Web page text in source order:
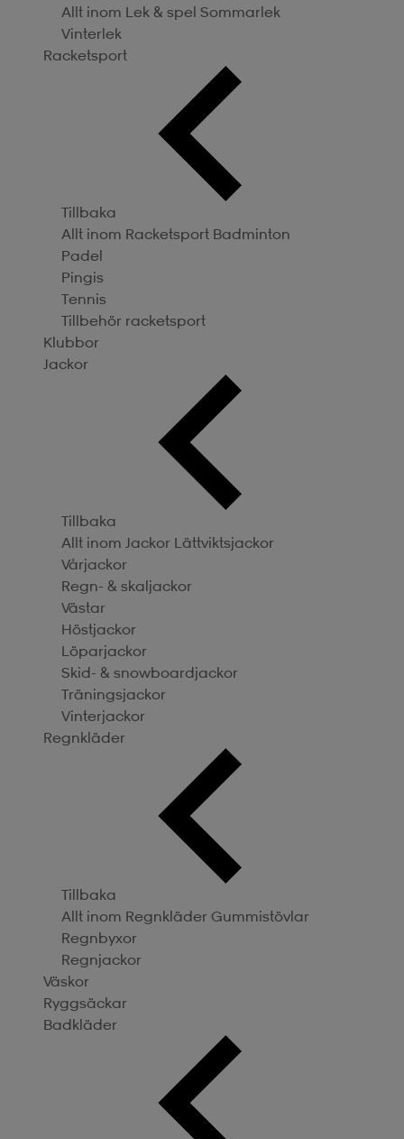
Allt inom Lek & spel Sommarlek
Vinterlek
Racketsport
Tillbaka
Allt inom Racketsport Badminton
Padel
Pingis
Tennis
Tillbehör racketsport
Klubbor
Jackor
Tillbaka
Allt inom Jackor Lättviktsjackor
Vårjackor
Regn- & skaljackor
Västar
Höstjackor
Löparjackor
Skid- & snowboardjackor
Träningsjackor
Vinterjackor
Regnkläder
Tillbaka
Allt inom Regnkläder Gummistövlar
Regnbyxor
Regnjackor
Väskor
Ryggsäckar
Badkläder